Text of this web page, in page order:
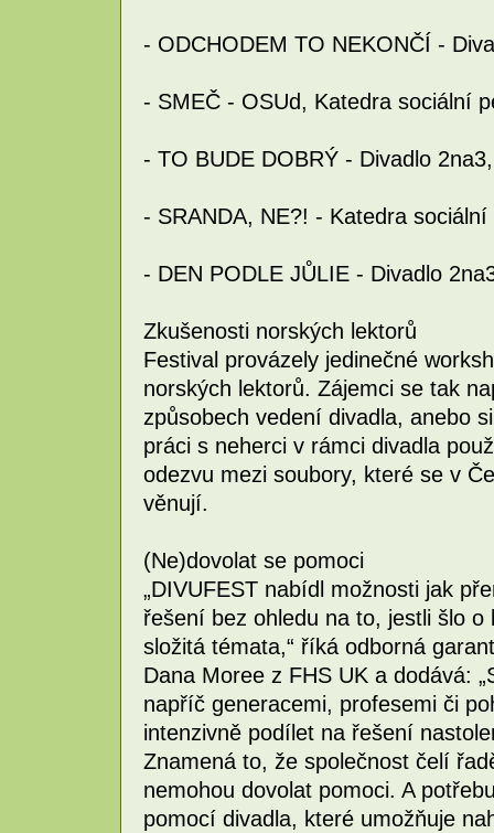
- ODCHODEM TO NEKONČÍ -
- SMEČ - OSUd, Katedra sociální
- TO BUDE DOBRÝ - Divadlo
- SRANDA, NE?! - Katedra
- DEN PODLE JŮLIE - Divadlo
Zkušenosti norských lektorů
Festival provázely jedinečné
norských lektorů. Zájemci se tak
způsobech vedení divadla, anebo
práci s neherci v rámci divadla
odezvu mezi soubory, které se v
věnují.
(Ne)dovolat se pomoci
„DIVUFEST nabídl možnosti jak
řešení bez ohledu na to, jestli šlo
složitá témata,“ říká odborná
Dana Moree z FHS UK a dodává:
napříč generacemi, profesemi či
intenzivně podílet na řešení
Znamená to, že společnost čelí
nemohou dovolat pomoci. A
pomocí divadla, které umožňuje